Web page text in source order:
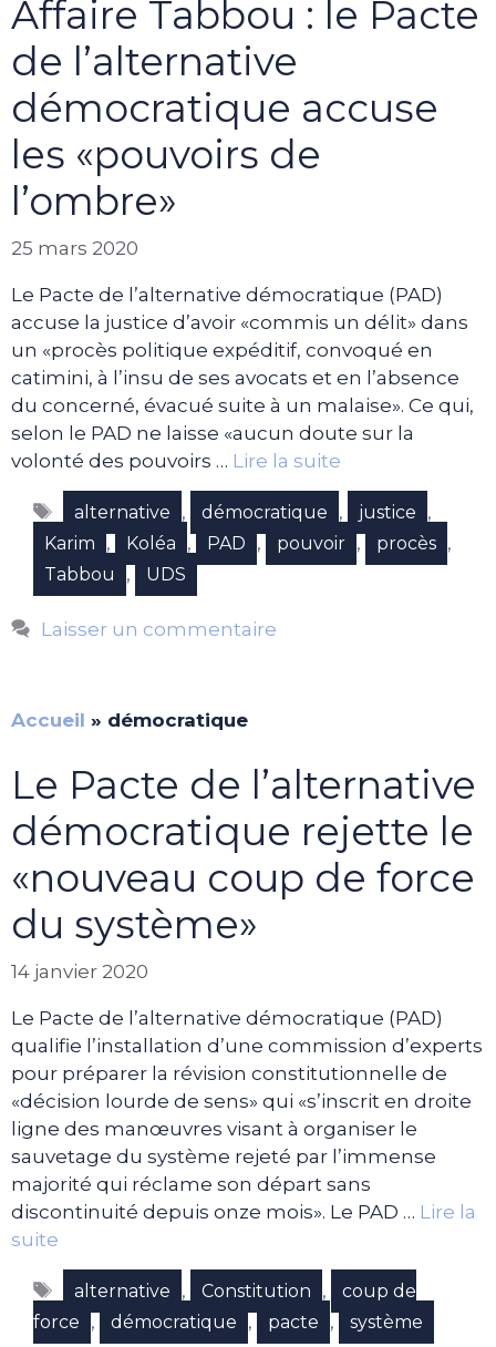
Affaire Tabbou : le Pacte
de l’alternative
démocratique accuse
les «pouvoirs de
l’ombre»
25 mars 2020
Le Pacte de l’alternative démocratique (PAD)
accuse la justice d’avoir «commis un délit» dans
un «procès politique expéditif, convoqué en
catimini, à l’insu de ses avocats et en l’absence
du concerné, évacué suite à un malaise». Ce qui,
selon le PAD ne laisse «aucun doute sur la
volonté des pouvoirs … Lire la suite
Étiquettes
alternative , démocratique , justice ,
Karim , Koléa , PAD , pouvoir , procès ,
Tabbou , UDS
Laisser un commentaire
Accueil » démocratique
Le Pacte de l’alternative
démocratique rejette le
«nouveau coup de force
du système»
14 janvier 2020
Le Pacte de l’alternative démocratique (PAD)
qualifie l’installation d’une commission d’experts
pour préparer la révision constitutionnelle de
«décision lourde de sens» qui «s’inscrit en droite
ligne des manœuvres visant à organiser le
sauvetage du système rejeté par l’immense
majorité qui réclame son départ sans
discontinuité depuis onze mois». Le PAD … Lire la
suite
Étiquettes
alternative , Constitution ,
coup de
force
, démocratique , pacte , système